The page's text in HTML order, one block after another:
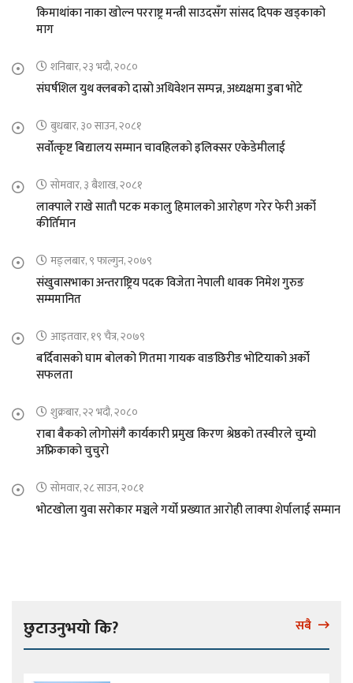
किमाथांका नाका खोल्न परराष्ट्र मन्त्री साउदसँग सांसद दिपक खड्काको
माग
शनिबार, २३ भदौ, २०८०
संघर्षशिल युथ क्लबको दास्रो अधिवेशन सम्पन्न, अध्यक्षमा डुबा भोटे
बुधबार, ३० साउन, २०८१
सर्वोत्कृष्ट बिद्यालय सम्मान चावहिलको इलिक्सर एकेडेमीलाई
सोमवार, ३ बैशाख, २०८१
लाक्पाले राखे सातौ पटक मकालु हिमालको आरोहण गरेर फेरी अर्को
कीर्तिमान
मङ्लबार, ९ फाल्गुन, २०७९
संखुवासभाका अन्तराष्ट्रिय पदक विजेता नेपाली धावक निमेश गुरुङ
सम्ममानित
आइतवार, १९ चैत्र, २०७९
बर्दिवासको घाम बोलको गितमा गायक वाङछिरीङ भोटियाको अर्को
सफलता
शुक्रबार, २२ भदौ, २०८०
राबा बैकको लोगोसंगै कार्यकारी प्रमुख किरण श्रेष्ठको तस्वीरले चुम्यो
अफ्रिकाको चुचुरो
सोमवार, २८ साउन, २०८१
भोटखोला युवा सरोकार मञ्चले गर्यो प्रख्यात आरोही लाक्पा शेर्पालाई सम्मान
छुटाउनुभयो कि? सबै